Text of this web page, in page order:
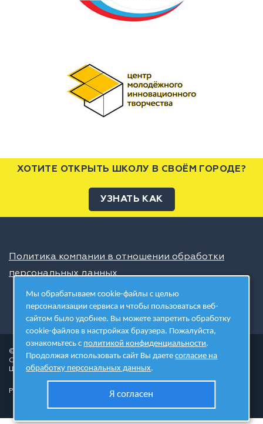
ХОТИТЕ ОТКРЫТЬ ШКОЛУ В СВОЁМ ГОРОДЕ?
УЗНАТЬ КАК
Политика компании в отношении обработки
персональных данных
© 2026 ШЦТ
Сеть центров молодёжного инновационного творчества
Школа цифровых технологий
Разработано в студии
Мы обрабатываем cookie-файлы с целью
персонализации сервиса и чтобы пользоваться веб-
сайтом было удобнее. Вы можете запретить обработку
cookie-файлов в настройках браузера. Пожалуйста,
ознакомьтесь с политикой конфиденциальности.
Продолжая использовать сайт Вы даетесогласие на
обработку персональных данных.
Я согласен